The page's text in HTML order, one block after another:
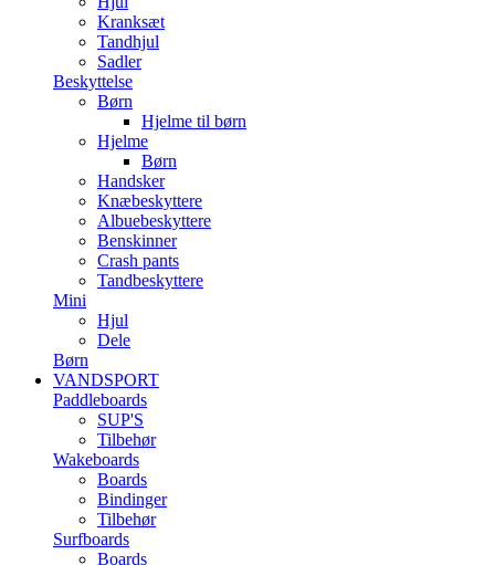
Kranksæt
Tandhjul
Sadler
Beskyttelse
Børn
Hjelme til børn
Hjelme
Børn
Handsker
Knæbeskyttere
Albuebeskyttere
Benskinner
Crash pants
Tandbeskyttere
Mini
Hjul
Dele
Børn
VANDSPORT
Paddleboards
SUP'S
Tilbehør
Wakeboards
Boards
Bindinger
Tilbehør
Surfboards
Boards